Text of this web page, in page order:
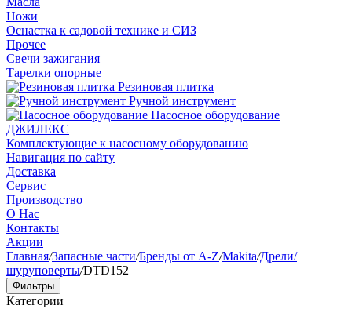
Ножи
Оснастка к садовой технике и СИЗ
Прочее
Свечи зажигания
Тарелки опорные
Резиновая плитка
Ручной инструмент
Насосное оборудование
ДЖИЛЕКС
Комплектующие к насосному оборудованию
Навигация по сайту
Доставка
Сервис
Производство
О Нас
Контакты
Акции
Главная/Запасные части/Бренды от A-Z/Makita/Дрели/
шуруповерты/DTD152
Фильтры
Категории